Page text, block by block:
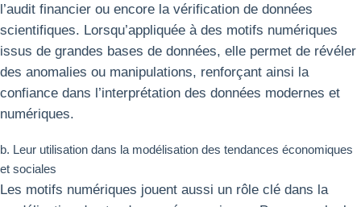
l’audit financier ou encore la vérification de données
scientifiques. Lorsqu’appliquée à des motifs numériques
issus de grandes bases de données, elle permet de révéler
des anomalies ou manipulations, renforçant ainsi la
confiance dans l’interprétation des données modernes et
numériques.
b. Leur utilisation dans la modélisation des tendances économiques
et sociales
Les motifs numériques jouent aussi un rôle clé dans la